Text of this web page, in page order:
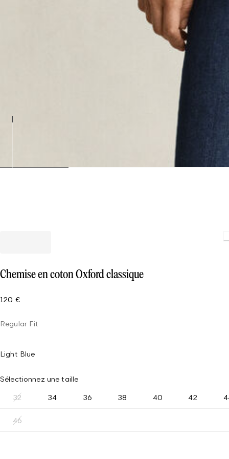
Chemise en coton Oxford classique
120 €
Regular Fit
Light Blue
Sélectionnez une taille
32 34 36 38 40 42
46